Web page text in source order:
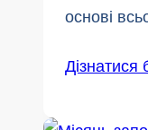
основі
Дізнатися